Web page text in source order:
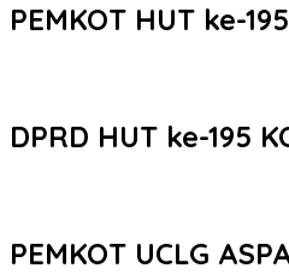
PEMKOT HUT ke-
DPRD HUT ke-195
PEMKOT UCLG